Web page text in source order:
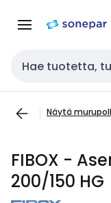
navigointiinsisältöön
Haku
Näytä
FIBOX -
200/150 HG